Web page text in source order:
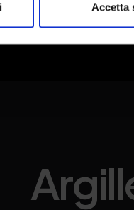
Accetta